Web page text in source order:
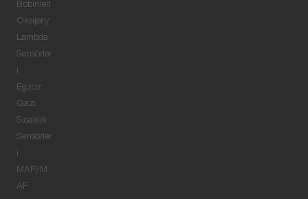
Bobinleri
Oksijen/
Lambda
Sensörler
i
Egzoz
Gazı
Sıcaklık
Sensörler
i
MAP/M
AF